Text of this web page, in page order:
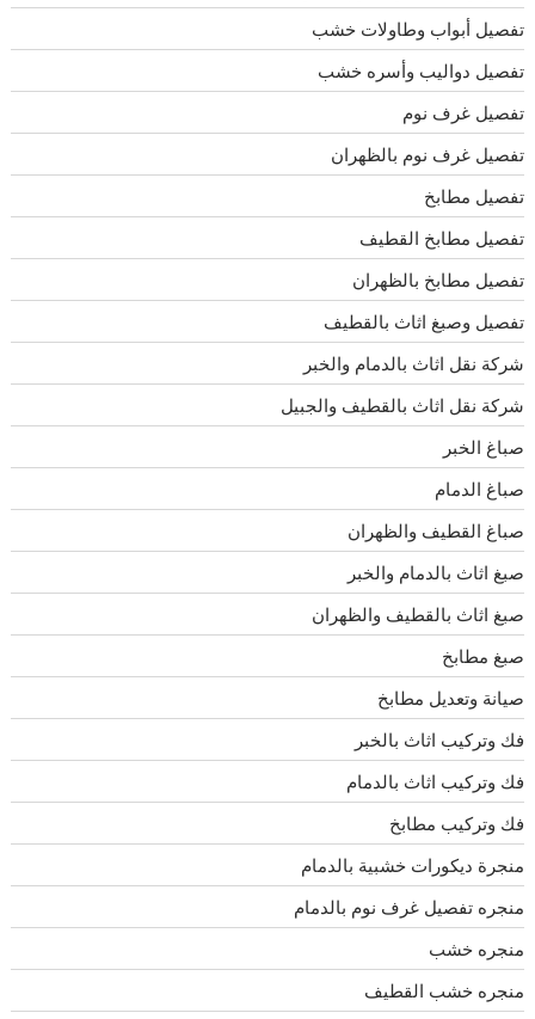
تفصيل أبواب وطاولات خشب
تفصيل دواليب وأسره خشب
تفصيل غرف نوم
تفصيل غرف نوم بالظهران
تفصيل مطابخ
تفصيل مطابخ القطيف
تفصيل مطابخ بالظهران
تفصيل وصبغ اثاث بالقطيف
شركة نقل اثاث بالدمام والخبر
شركة نقل اثاث بالقطيف والجبيل
صباغ الخبر
صباغ الدمام
صباغ القطيف والظهران
صبغ اثاث بالدمام والخبر
صبغ اثاث بالقطيف والظهران
صبغ مطابخ
صيانة وتعديل مطابخ
فك وتركيب اثاث بالخبر
فك وتركيب اثاث بالدمام
فك وتركيب مطابخ
منجرة ديكورات خشبية بالدمام
منجره تفصيل غرف نوم بالدمام
منجره خشب
منجره خشب القطيف